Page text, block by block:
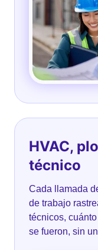
HVAC,
técnico
Cada llamada
de trabajo
técnicos,
se fueron, sin